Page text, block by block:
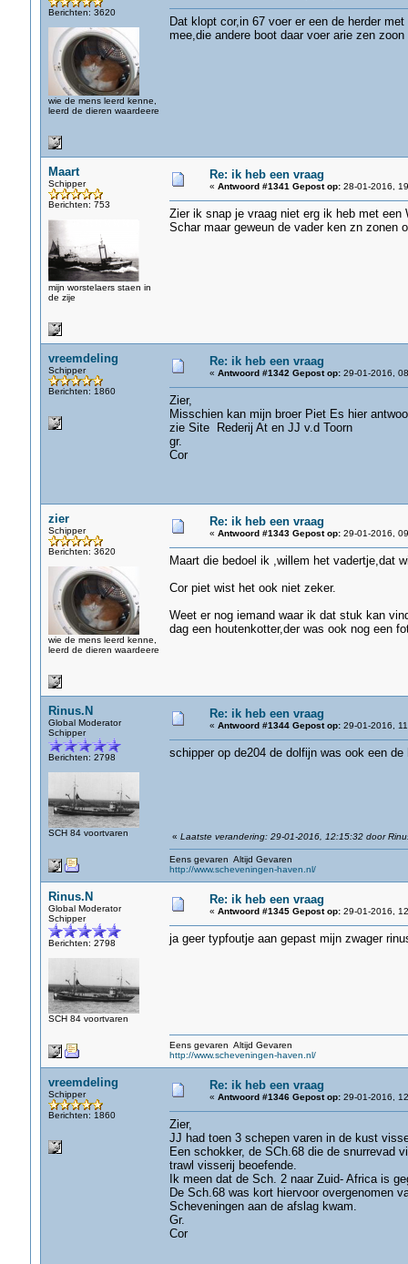
Berichten: 3620
wie de mens leerd kenne,
leerd de dieren waardeere
Dat klopt cor,in 67 voer er een de herder
mee,die andere boot daar voer arie zen zoon
Maart
Schipper
Berichten: 753
mijn worstelaers staen in
de zije
Re: ik heb een vraag
« Antwoord #1341 Gepost op:28-01-2016,
Zier ik snap je vraag niet erg ik heb met
Schar maar geweun de vader ken zn zonen
vreemdeling
Schipper
Berichten: 1860
Re: ik heb een vraag
« Antwoord #1342 Gepost op:29-01-2016,
Zier,
Misschien kan mijn broer Piet Es hier
zie Site Rederij At en JJ v.d Toorn
gr.
Cor
zier
Schipper
Berichten: 3620
wie de mens leerd kenne,
leerd de dieren waardeere
Re: ik heb een vraag
« Antwoord #1343 Gepost op:29-01-2016,
Maart die bedoel ik ,willem het vadertje,dat
Cor piet wist het ook niet zeker.
Weet er nog iemand waar ik dat stuk kan
dag een houtenkotter,der was ook nog een
Rinus.N
Global Moderator
Schipper
Berichten: 2798
SCH 84 voortvaren
Re: ik heb een vraag
« Antwoord #1344 Gepost op:29-01-2016,
schipper op de204 de dolfijn was ook een
« Laatste verandering: 29-01-2016, 12:15:32 door
Eens gevaren Altijd Gevaren
http://www.scheveningen-haven.nl/
Rinus.N
Global Moderator
Schipper
Berichten: 2798
SCH 84 voortvaren
Re: ik heb een vraag
« Antwoord #1345 Gepost op:29-01-2016,
ja geer typfoutje aan gepast mijn zwager
Eens gevaren Altijd Gevaren
http://www.scheveningen-haven.nl/
vreemdeling
Schipper
Berichten: 1860
Re: ik heb een vraag
« Antwoord #1346 Gepost op:29-01-2016,
Zier,
JJ had toen 3 schepen varen in de kust
Een schokker, de SCh.68 die de snurrevad
trawl visserij beoefende.
Ik meen dat de Sch. 2 naar Zuid- Africa is
De Sch.68 was kort hiervoor overgenomen
Scheveningen aan de afslag kwam.
Gr.
Cor